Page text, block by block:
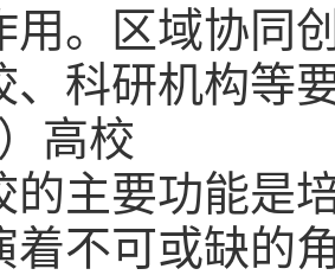
用。区域协同
、科研机构等
）高校
的主要功能是
着不可或缺的